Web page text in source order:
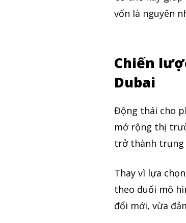
vốn là nguyên
Chiến
Dubai
Động thái cho
mở rộng thị
trở thành trung
Thay vì lựa
theo đuổi mô
đổi mới, vừa